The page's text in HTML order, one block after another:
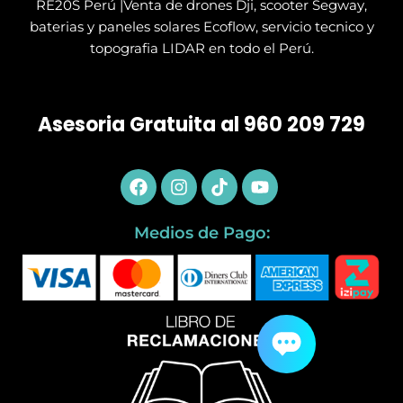
RE20S Perú |Venta de drones Dji, scooter Segway,
baterias y paneles solares Ecoflow, servicio tecnico y
topografia LIDAR en todo el Perú.
Asesoria Gratuita al 960 209 729
Facebook
Instagram
TiktokYoutube
Medios de Pago: